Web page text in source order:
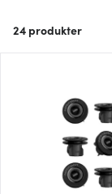
24 produkter